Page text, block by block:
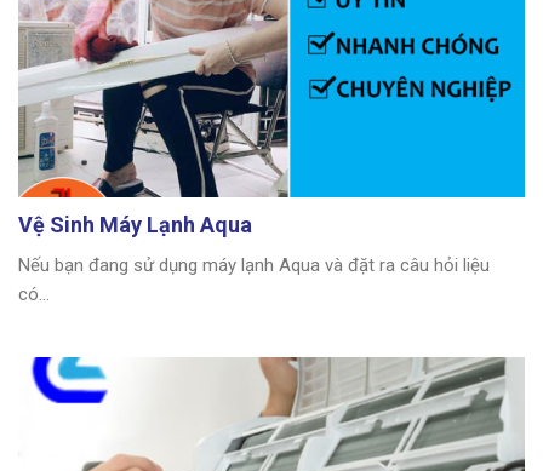
Vệ Sinh Máy Lạnh Aqua
Nếu bạn đang sử dụng máy lạnh Aqua và đặt ra câu hỏi liệu
có...